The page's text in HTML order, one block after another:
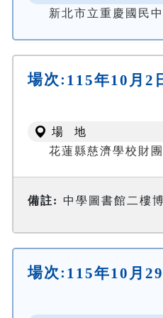
新北市立重慶國民
場次: 115年10月2
場 地
花蓮縣慈濟學校財
備註: 中學圖書館二樓
場次: 115年10月